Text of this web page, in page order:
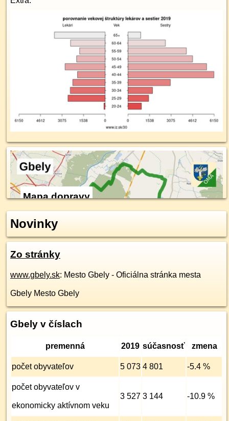
Mapa dopravy
Novinky
Zo stránky
www.gbely.sk: Mesto Gbely - Oficiálna stránka mesta
Gbely Mesto Gbely
Gbely v číslach
premenná 2019 súčasnosť zmena
počet obyvateľov 5 073 4 801 -5.4 %
počet obyvateľov v
ekonomicky aktívnom veku
3 527 3 144 -10.9 %